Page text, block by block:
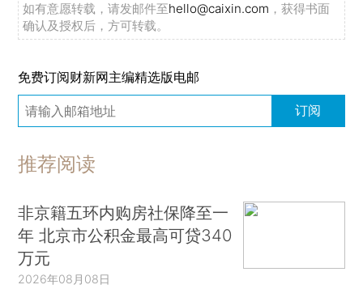
如有意愿转载，请发邮件至hello@caixin.com ，获得书面
确认及授权后，方可转载。
免费订阅财新网主编精选版电邮
订阅
推荐阅读
非京籍五环内购房社保降至一
年 北京市公积金最高可贷340
万元
2026年08月08日